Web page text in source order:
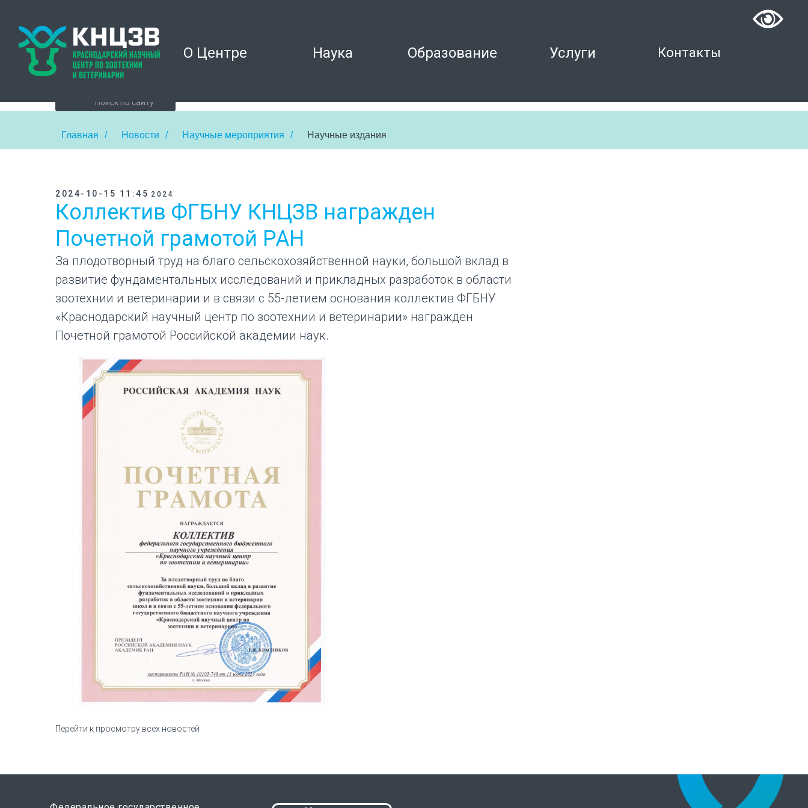
Контакты
Услуги
Образование
Наука
О Центре Контакты
Главная / Новости / Научные мероприятия / Научные издания
2024-10-15 11:45 2024
Коллектив ФГБНУ КНЦЗВ награжден
Почетной грамотой РАН
За плодотворный труд на благо сельскохозяйственной науки, большой вклад в
развитие фундаментальных исследований и прикладных разработок в области
зоотехнии и ветеринарии и в связи с 55-летием основания коллектив ФГБНУ
«Краснодарский научный центр по зоотехнии и ветеринарии» награжден
Почетной грамотой Российской академии наук.
Перейти к просмотру всех новостей